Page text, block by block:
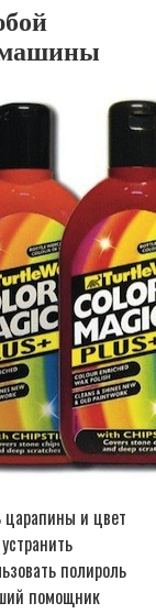
машины
царапины и цвет
полироль
помощник